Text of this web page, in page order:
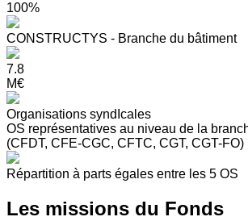
100%
CONSTRUCTYS - Branche du bâtiment
7.8
M€
Organisations syndIcales
OS représentatives au niveau de la
(CFDT, CFE-CGC, CFTC, CGT, CGT-FO)
Répartition à parts égales entre les 5 OS
Les missions du Fonds